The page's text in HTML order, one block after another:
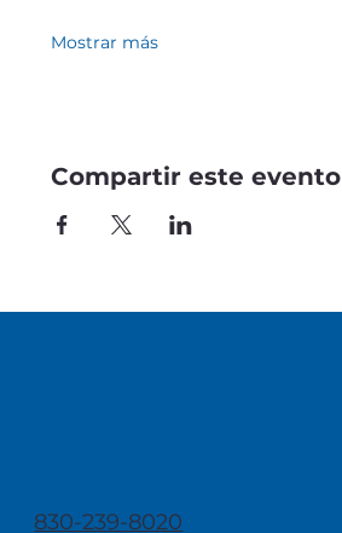
Mostrar más
Compartir este evento
830-239-8020